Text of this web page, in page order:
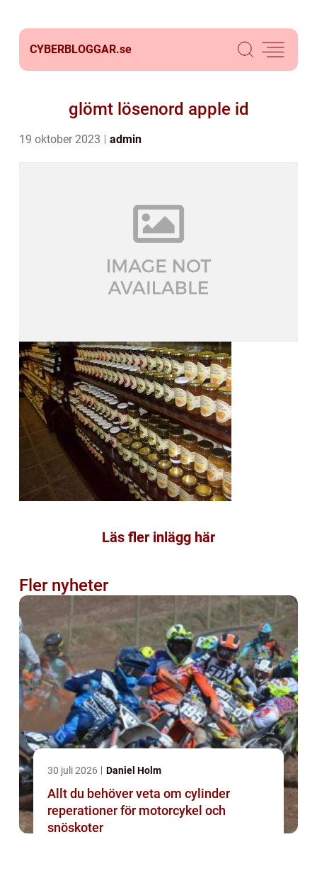
CYBERBLOGGAR.se
glömt lösenord apple id
19 oktober 2023 admin
Läs fler inlägg här
Fler nyheter
30 juli 2026 Daniel Holm
Allt du behöver veta om cylinder
reperationer för motorcykel och
snöskoter